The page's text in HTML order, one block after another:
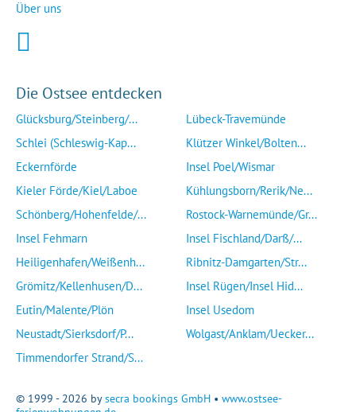
Über uns
Die Ostsee entdecken
Glücksburg/Steinberg/...
Schlei (Schleswig-Kap...
Eckernförde
Kieler Förde/Kiel/Laboe
Schönberg/Hohenfelde/...
Insel Fehmarn
Heiligenhafen/Weißenh...
Grömitz/Kellenhusen/D...
Eutin/Malente/Plön
Neustadt/Sierksdorf/P...
Timmendorfer Strand/S...
Lübeck-Travemünde
Klützer Winkel/Bolten...
Insel Poel/Wismar
Kühlungsborn/Rerik/Ne...
Rostock-Warnemünde/Gr...
Insel Fischland/Darß/...
Ribnitz-Damgarten/Str...
Insel Rügen/Insel Hid...
Insel Usedom
Wolgast/Anklam/Uecker...
© 1999 - 2026 bysecra bookings GmbH • www.ostsee-